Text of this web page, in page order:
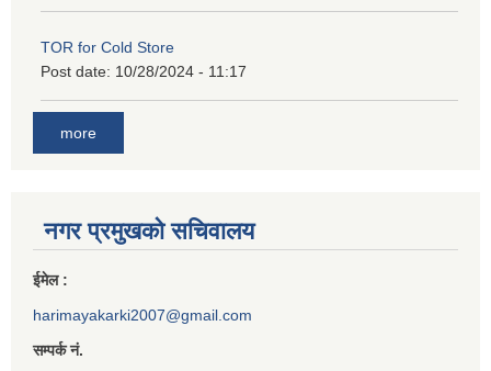
TOR for Cold Store
Post date: 10/28/2024 - 11:17
more
नगर प्रमुखको सचिवालय
ईमेल :
harimayakarki2007@gmail.com
सम्पर्क नं.